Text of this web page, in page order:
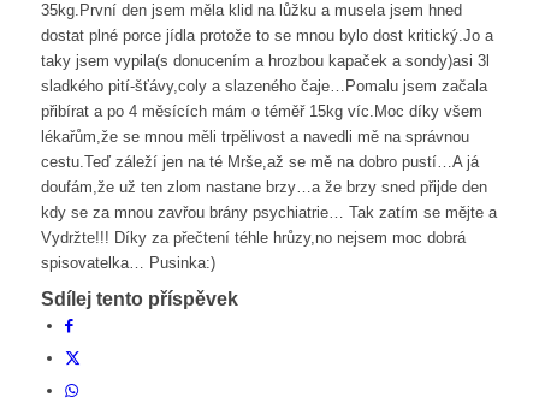
35kg.První den jsem měla klid na lůžku a musela jsem hned
dostat plné porce jídla protože to se mnou bylo dost kritický.Jo a
taky jsem vypila(s donucením a hrozbou kapaček a sondy)asi 3l
sladkého pití-šťávy,coly a slazeného čaje…Pomalu jsem začala
přibírat a po 4 měsících mám o téměř 15kg víc.Moc díky všem
lékařům,že se mnou měli trpělivost a navedli mě na správnou
cestu.Teď záleží jen na té Mrše,až se mě na dobro pustí…A já
doufám,že už ten zlom nastane brzy…a že brzy sned přijde den
kdy se za mnou zavřou brány psychiatrie… Tak zatím se mějte a
Vydržte!!! Díky za přečtení téhle hrůzy,no nejsem moc dobrá
spisovatelka… Pusinka:)
Sdílej tento příspěvek